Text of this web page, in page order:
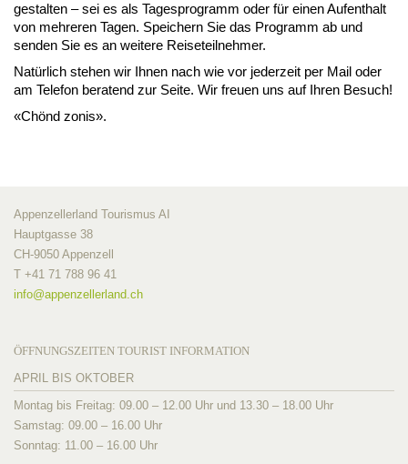
gestalten – sei es als Tagesprogramm oder für einen Aufenthalt
von mehreren Tagen. Speichern Sie das Programm ab und
senden Sie es an weitere Reiseteilnehmer.
Natürlich stehen wir Ihnen nach wie vor jederzeit per Mail oder
am Telefon beratend zur Seite. Wir freuen uns auf Ihren Besuch!
«Chönd zonis».
Appenzellerland Tourismus AI
Hauptgasse 38
CH-9050 Appenzell
T +41 71 788 96 41
info@appenzellerland.ch
ÖFFNUNGSZEITEN TOURIST INFORMATION
APRIL BIS OKTOBER
Montag bis Freitag: 09.00 – 12.00 Uhr und 13.30 – 18.00 Uhr
Samstag: 09.00 – 16.00 Uhr
Sonntag: 11.00 – 16.00 Uhr